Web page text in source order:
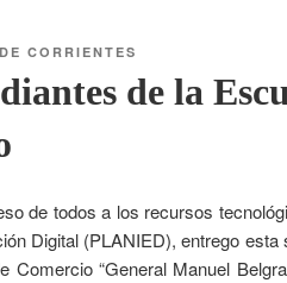
CORRIENTES
de la
de todos a los recursos
Digital (PLANIED), entrego esta
“General Manuel